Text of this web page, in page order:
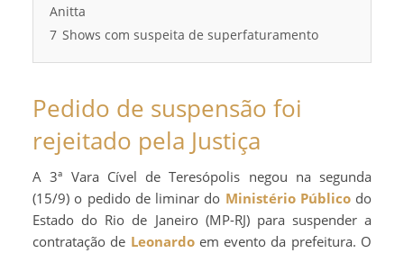
Anitta
7 Shows com suspeita de superfaturamento
Pedido de suspensão foi
rejeitado pela Justiça
A 3ª Vara Cível de Teresópolis negou na segunda
(15/9) o pedido de liminar do Ministério Públicodo
Estado do Rio de Janeiro (MP-RJ) para suspender a
contratação de Leonardoem evento da prefeitura. O